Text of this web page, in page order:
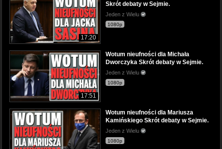
17:20
Skrót debaty w Sejmie.
Jeden z Wielu
1080p
17:51
Wotum nieufności dla Michała
Dworczyka Skrót debaty w Sejmie.
Jeden z Wielu
1080p
Wotum nieufności dla Mariusza
Kamińskiego Skrót debaty w Sejmie.
Jeden z Wielu
1080p